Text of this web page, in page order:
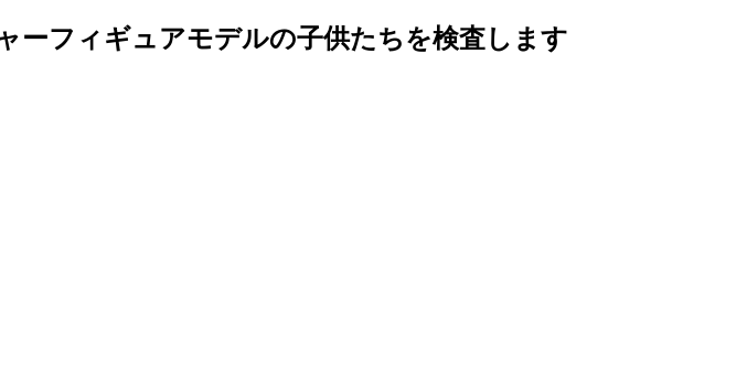
ーフィギュアモデルの子供たちを検査します